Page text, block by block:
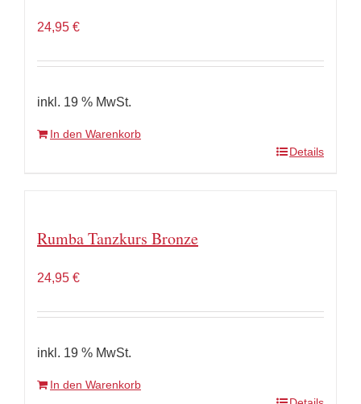
24,95 €
inkl. 19 % MwSt.
In den Warenkorb
Details
Rumba Tanzkurs Bronze
24,95 €
inkl. 19 % MwSt.
In den Warenkorb